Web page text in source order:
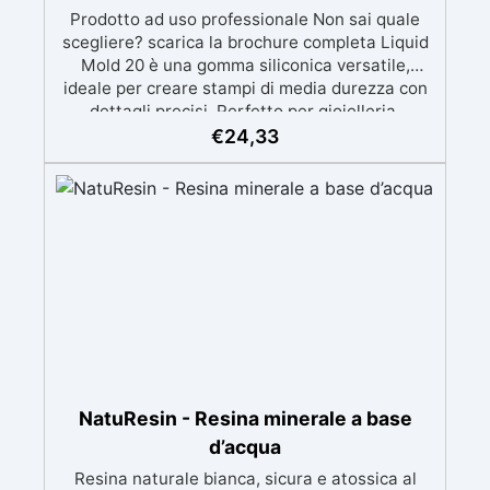
Prodotto ad uso professionale Non sai quale
scegliere? scarica la brochure completa Liquid
Mold 20 è una gomma siliconica versatile,
ideale per creare stampi di media durezza con
dettagli precisi. Perfetto per gioielleria,
sculture, oggetti artistici, prototipi, saponi,
artigianali con dettagli complessi. Compatibile
con: resina epossidica, gesso, cera, poliuretano,
sculture, oggetti artistici e prototipazione. ✔️
TEMPI TECNICI Tempo di lavoro (WT): 60-80
minuti. Tempo di indurimento: 24 ore. Modalità
d’uso per tutta la linea Liquid Mold
€24,33
NatuResin - Resina minerale a base
d’acqua
Resina naturale bianca, sicura e atossica al